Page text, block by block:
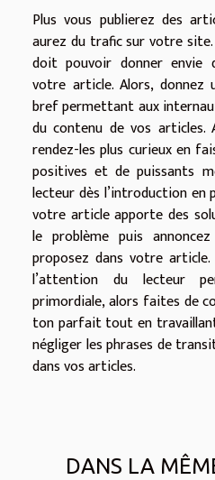
Plus vous publierez des
aurez du trafic sur votre
doit pouvoir donner envie
votre article. Alors,
bref permettant aux
du contenu de vos
rendez-les plus curieux en
positives et de puissants
lecteur dès l’introduction en
votre article apporte des
le problème puis
proposez dans votre
l’attention du lecteur
primordiale, alors faites de
ton parfait tout en
négliger les phrases de
dans vos articles.
DANS LA